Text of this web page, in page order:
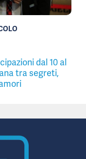
dal 10 al
tra segreti,